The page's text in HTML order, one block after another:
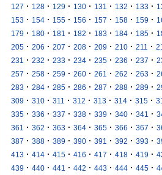
127 · 128 · 129 · 130 · 131 · 132 · 133 ·
153 · 154 · 155 · 156 · 157 · 158 · 159 ·
179 · 180 · 181 · 182 · 183 · 184 · 185 ·
205 · 206 · 207 · 208 · 209 · 210 · 211 ·
231
· 232 · 233 · 234 · 235 · 236 · 237 ·
257 · 258 · 259 · 260 · 261 · 262 · 263 ·
283 · 284 · 285 · 286 · 287 · 288 · 289 ·
309 · 310 · 311 · 312 · 313 · 314 · 315 ·
335 · 336 · 337 · 338 · 339 · 340 · 341 ·
361
· 362 · 363 · 364 · 365 · 366 · 367 ·
387 · 388 · 389 · 390 · 391 · 392 · 393 ·
413 · 414 · 415 · 416 · 417 · 418 · 419 ·
439 · 440 · 441 · 442 · 443 · 444 · 445 ·